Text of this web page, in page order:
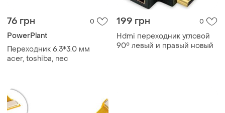
76 грн 0
PowerPlant
Переходник 6.3*3.0 мм
acer, toshiba, nec
199 грн 0
Hdmi переходник угловой
90° левый и правый новый